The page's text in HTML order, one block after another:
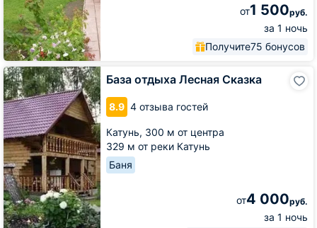
от1 500руб.
за 1 ночь
Получите75 бонусов
База отдыха Лесная Сказка
8.9 4 отзыва гостей
Катунь, 300 м от центра
329 м от реки Катунь
Баня
от4 000руб.
за 1 ночь
База
отдыха
Лесная
Сказка